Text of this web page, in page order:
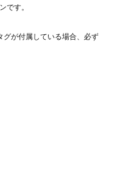
です。
が付属している場合、必ず